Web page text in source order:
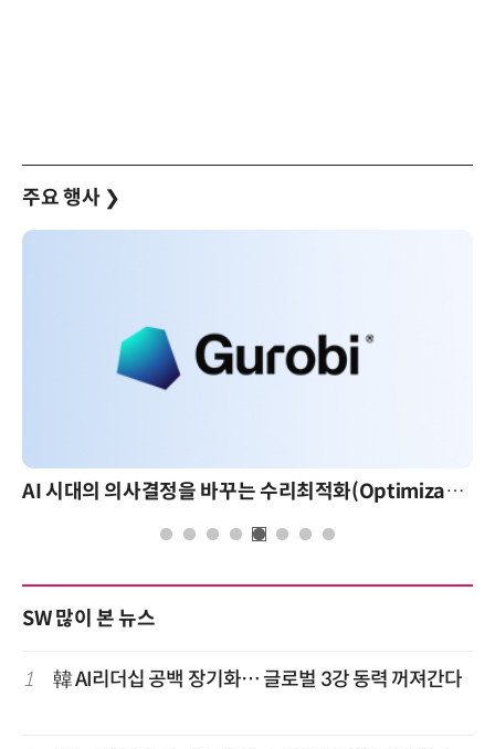
주요 행사 ❯
AI 시대의 의사결정을 바꾸는 수리최적화(Optimization): 실제 산업 적용 사례와 활용 전략
SW 많이 본 뉴스
1 韓 AI리더십 공백 장기화… 글로벌 3강 동력 꺼져간다